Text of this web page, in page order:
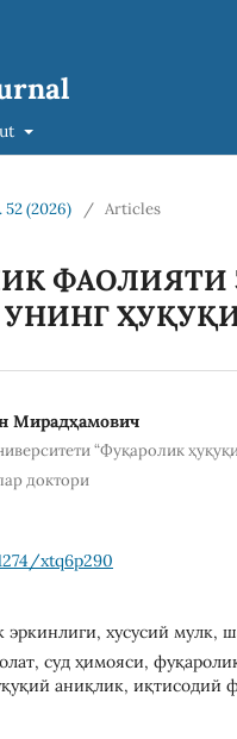
52 (2026) / Articles
Мирадҳамович
“Фуқаролик
доктори
xtq6p290
эркинлиги, хусусий мулк,
суд ҳимояси,
аниқлик, иқтисодий